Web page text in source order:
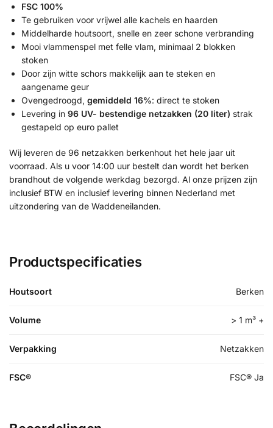
FSC 100%
Te gebruiken voor vrijwel alle kachels en haarden
Middelharde houtsoort, snelle en zeer schone verbranding
Mooi vlammenspel met felle vlam, minimaal 2 blokken
stoken
Door zijn witte schors makkelijk aan te steken en
aangename geur
Ovengedroogd, gemiddeld 16%: direct te stoken
Levering in 96 UV- bestendige netzakken (20 liter) strak
gestapeld op euro pallet
Wij leveren de 96 netzakken berkenhout het hele jaar uit
voorraad. Als u voor 14:00 uur bestelt dan wordt het berken
brandhout de volgende werkdag bezorgd. Al onze prijzen zijn
inclusief BTW en inclusief levering binnen Nederland met
uitzondering van de Waddeneilanden.
Productspecificaties
Houtsoort Berken
Volume > 1 m³ +
Verpakking Netzakken
FSC® FSC® Ja